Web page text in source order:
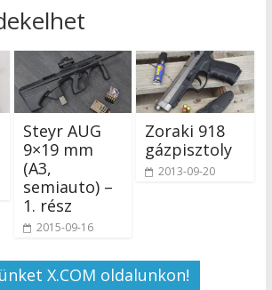
Steyr AUG
9×19 mm
(A3,
semiauto) –
1. rész
2015-09-16
Zoraki 918
gázpisztoly
2013-09-20
X.COM oldalunkon!